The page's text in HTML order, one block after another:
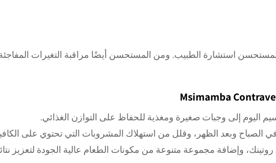
استشارة الطبيب. ومن المستحسن أيضًا مراقبة التغيرات
اليوم إلى وجبات صغيرة ومغذية للحفاظ على التوازن الغذائي.
الصباح وبعد الظهر، وقلل من استهلاك المشروبات التي تحتوي على
وإضافة مجموعة متنوعة من مكونات الطعام عالية الجودة لتعزيز